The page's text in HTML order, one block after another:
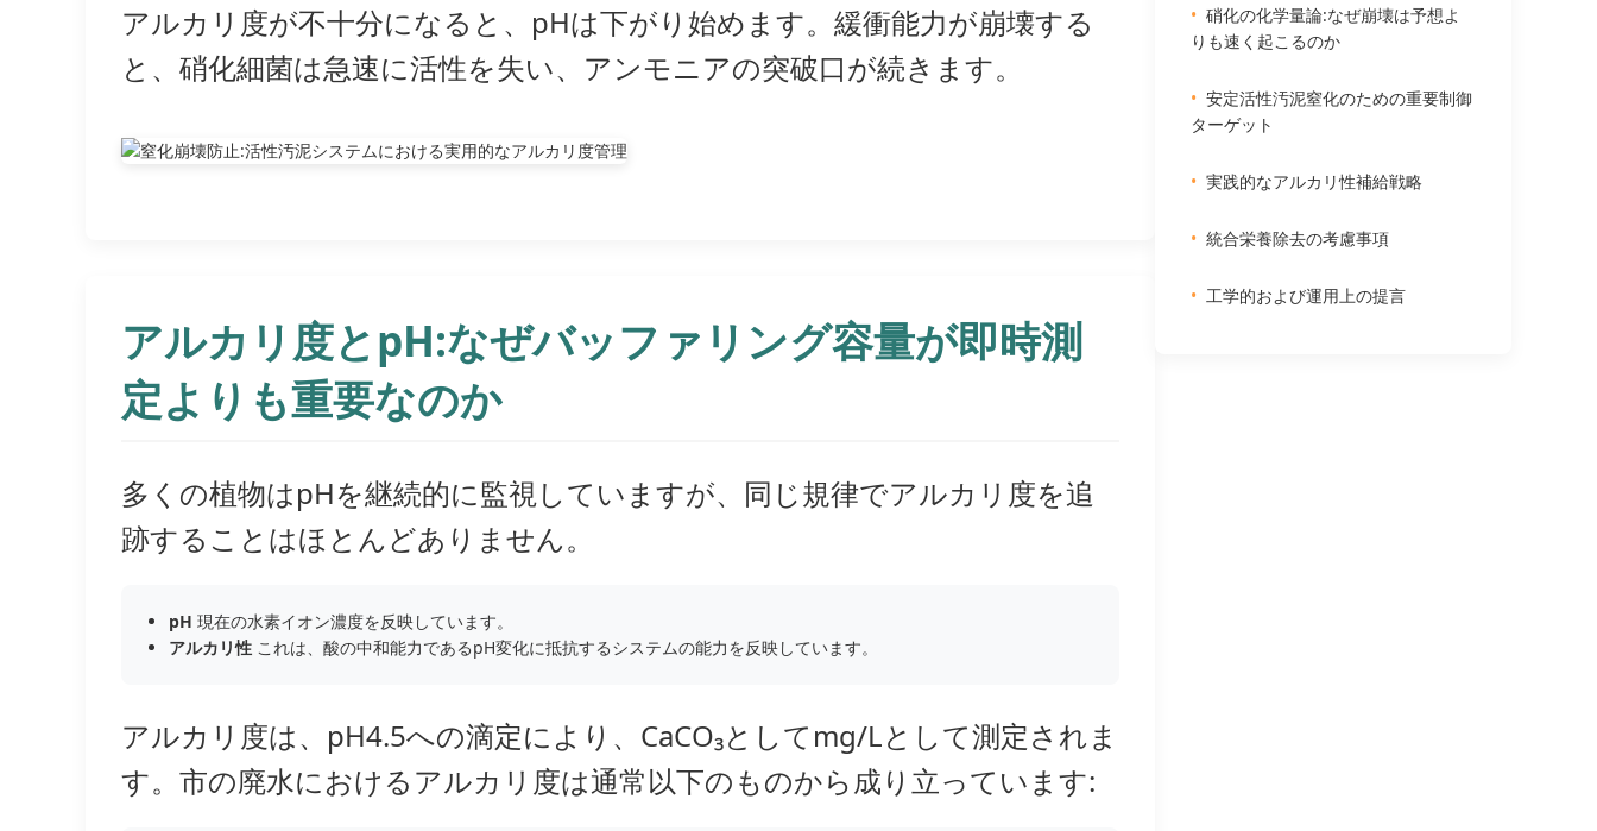
アルカリ度が不十分になると、pHは下がり始めます。緩衝能力が崩壊する
と、硝化細菌は急速に活性を失い、アンモニアの突破口が続きます。
アルカリ度とpH:なぜバッファリング容量が即時測
定よりも重要なのか
多くの植物はpHを継続的に監視していますが、同じ規律でアルカリ度を追
跡することはほとんどありません。
pH 現在の水素イオン濃度を反映しています。
アルカリ性 これは、酸の中和能力であるpH変化に抵抗するシステムの能力を反映しています。
アルカリ度は、pH4.5への滴定により、CaCO₃としてmg/Lとして測定されま
す。市の廃水におけるアルカリ度は通常以下のものから成り立っています:
硝化の化学量論:なぜ崩壊は予想よ
りも速く起こるのか
安定活性汚泥窒化のための重要制御
ターゲット
実践的なアルカリ性補給戦略
統合栄養除去の考慮事項
工学的および運用上の提言